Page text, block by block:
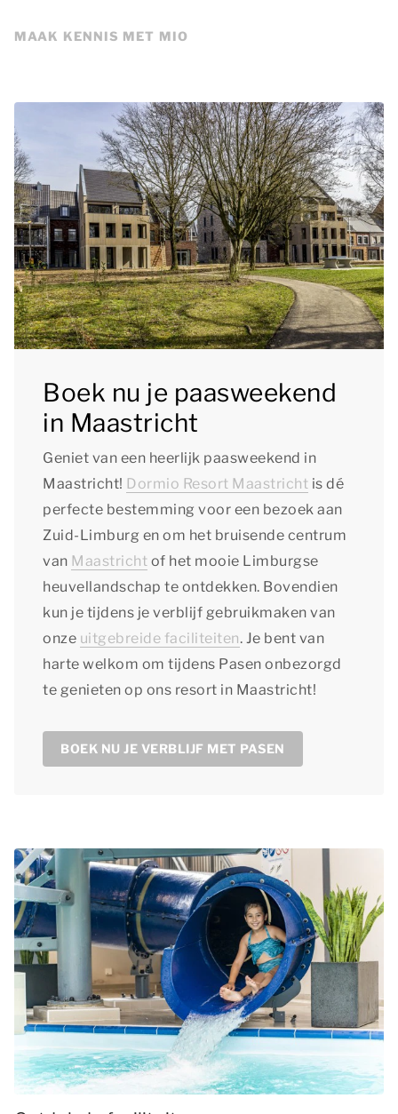
MAAK KENNIS MET MIO
Boek nu je paasweekend
in Maastricht
Geniet van een heerlijk paasweekend in
Maastricht! Dormio Resort Maastricht is dé
perfecte bestemming voor een bezoek aan
Zuid-Limburg en om het bruisende centrum
van Maastricht of het mooie Limburgse
heuvellandschap te ontdekken. Bovendien
kun je tijdens je verblijf gebruikmaken van
onze uitgebreide faciliteiten. Je bent van
harte welkom om tijdens Pasen onbezorgd
te genieten op ons resort in Maastricht!
BOEK NU JE VERBLIJF MET PASEN